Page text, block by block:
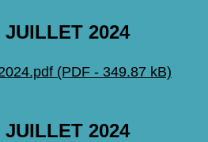
JUILLET 2024
(PDF - 349.87 kB)
JUILLET 2024